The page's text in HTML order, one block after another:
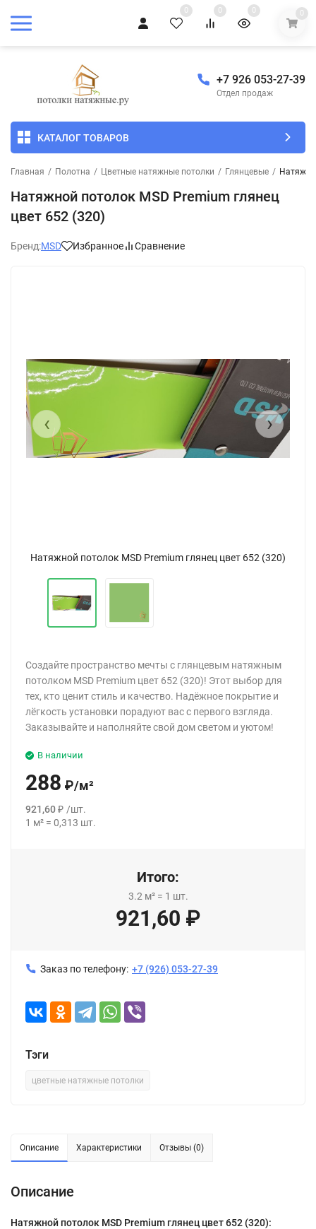
0 0 0 0
+7 926 053-27-39
Отдел продаж
КАТАЛОГ ТОВАРОВ
Главная / Полотна / Цветные натяжные потолки / Глянцевые /
Натяжной потолок MSD Premium глянец
цвет 652 (320)
Бренд:MSD Избранное Сравнение
Натяжной потолок MSD Premium глянец цвет 652 (320)
‹ ›
Создайте пространство мечты с глянцевым натяжным
потолком MSD Premium цвет 652 (320)! Этот выбор для
тех, кто ценит стиль и качество. Надёжное покрытие и
лёгкость установки порадуют вас с первого взгляда.
Заказывайте и наполняйте свой дом светом и уютом!
В наличии
288 ₽/м²
921,60₽ /шт.
1 м² = 0,313 шт.
Итого:
3.2 м²= 1 шт.
921,60 ₽
Заказ по телефону: +7 (926) 053-27-39
Тэги
цветные натяжные потолки
Описание Характеристики Отзывы (0)
Описание
Натяжной потолок MSD Premium глянец цвет 652 (320):